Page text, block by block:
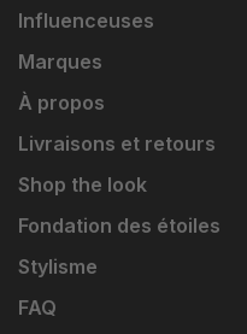
Influenceuses
Marques
À propos
Livraisons et retours
Shop the look
Fondation des étoiles
Stylisme
FAQ